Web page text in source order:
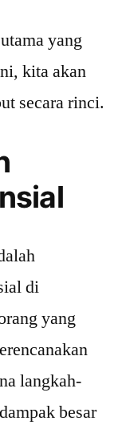
yang
kita akan
secara rinci.
di
yang
langkah-
besar